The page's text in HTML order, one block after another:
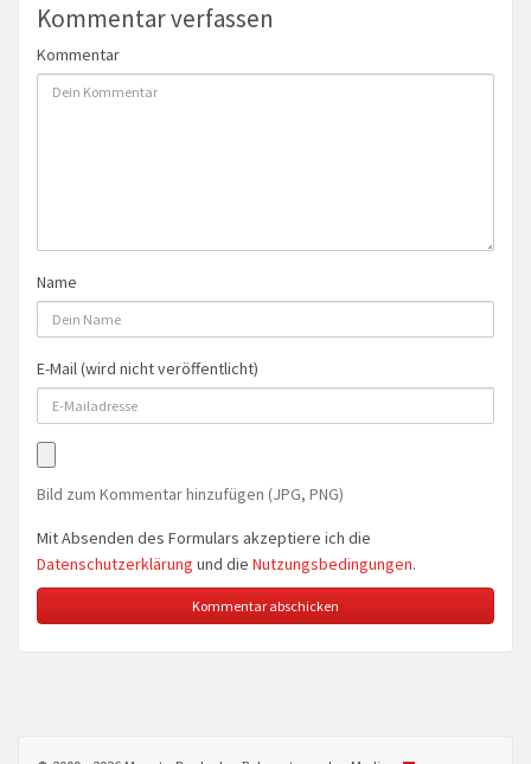
Kommentar verfassen
Kommentar
Name
E-Mail (wird nicht veröffentlicht)
Bild zum Kommentar hinzufügen (JPG, PNG)
Mit Absenden des Formulars akzeptiere ich die
Datenschutzerklärung und die Nutzungsbedingungen.